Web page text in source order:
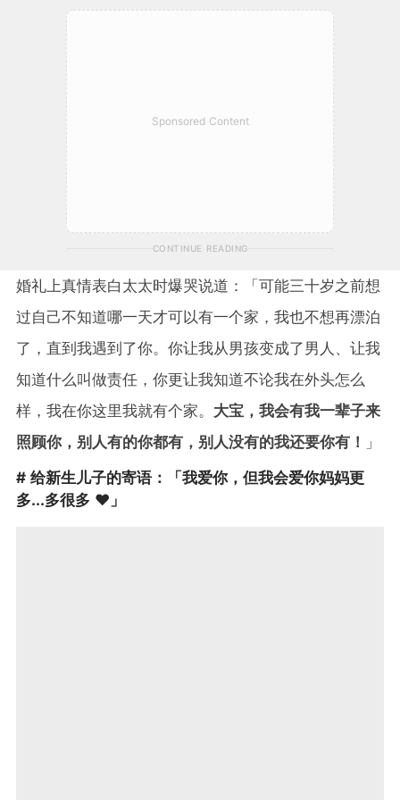
Sponsored Content
CONTINUE READING
婚礼上真情表白太太时爆哭说道：「可能三十岁之前想
过自己不知道哪一天才可以有一个家，我也不想再漂泊
了，直到我遇到了你。你让我从男孩变成了男人、让我
知道什么叫做责任，你更让我知道不论我在外头怎么
样，我在你这里我就有个家。 大宝，我会有我一辈子来
照顾你，别人有的你都有，别人没有的我还要你有！
」
# 给新生儿子的寄语：「我爱你，但我会爱你妈妈更
多...多很多 ❤️」